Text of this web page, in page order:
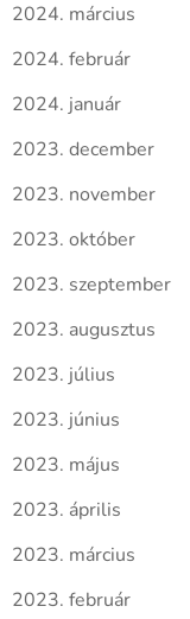
2024. március
2024. február
2024. január
2023. december
2023. november
2023. október
2023. szeptember
2023. augusztus
2023. július
2023. június
2023. május
2023. április
2023. március
2023. február